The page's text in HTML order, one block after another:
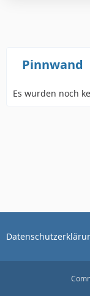
Pinnwand
Es wurden noch